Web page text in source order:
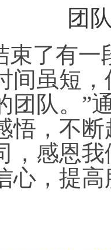
团
了有一
间虽短
团队。”
悟，不
，感恩
心，提